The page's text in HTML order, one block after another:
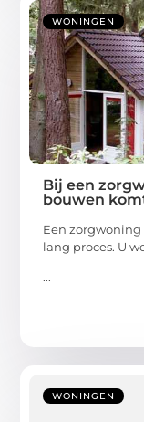
WONINGEN
Bij een
bouwen
Een
lang proces. U
...
WONINGEN